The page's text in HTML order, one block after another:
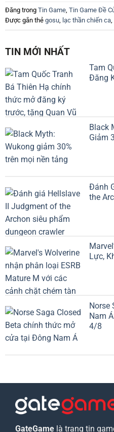
Đăng trong Tin Game, Tin Game Đề
Được gắn thẻ gosu, lạc thần chiến ca,
TIN MỚI NHẤT
Tam
Đăng
Black
Giảm
Đánh
the
Lực,
Norse
Nam
4/8
GateGame là trang tin